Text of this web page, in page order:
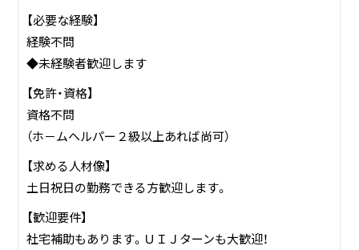
【必要な経験】
経験不問
◆未経験者歓迎します
【免許・資格】
資格不問
（ホ－ムヘルパー２級以上あれば尚可）
【求める人材像】
土日祝日の勤務できる方歓迎します。
【歓迎要件】
社宅補助もあります。ＵＩＪターンも大歓迎！